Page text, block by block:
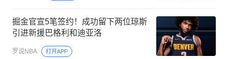
掘金官宣5笔签约！成功留下两位琼斯
引进新援巴格利和迪亚洛
罗说NBA 打开APP